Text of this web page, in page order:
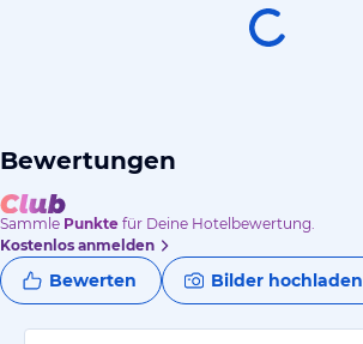
Bewertungen
Sammle Punkte für Deine Hotelbewertung.
Kostenlos anmelden
Bewerten Bilder hochladen